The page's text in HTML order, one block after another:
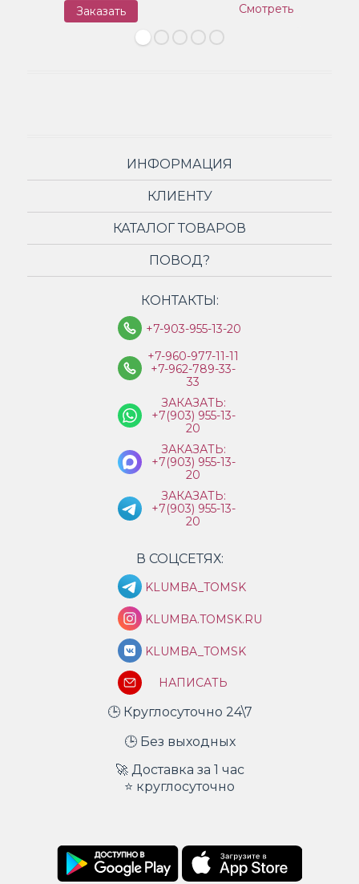
Заказать Смотреть
ИНФОРМАЦИЯ
КЛИЕНТУ
КАТАЛОГ ТОВАРОВ
ПОВОД?
КОНТАКТЫ:
+7-903-955-13-20
+7-960-977-11-11
+7-962-789-33-
33
ЗАКАЗАТЬ:
+7(903) 955-13-
20
ЗАКАЗАТЬ:
+7(903) 955-13-
20
ЗАКАЗАТЬ:
+7(903) 955-13-
20
В СОЦСЕТЯХ:
KLUMBA_TOMSK
KLUMBA.TOMSK.RU
KLUMBA_TOMSK
НАПИСАТЬ
🕒 Круглосуточно 24\7
🕒 Без выходных
🚀 Доставка за 1 час
⭐ круглосуточно